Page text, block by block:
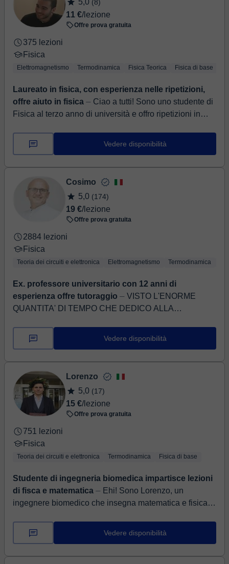
5,0 (8)
11 €/lezione
Offre prova gratuita
375 lezioni
Fisica
Elettromagnetismo Termodinamica Fisica Teorica Fisica di base
Laureato in fisica, con esperienza nelle ripetizioni,
offre aiuto in fisica ⏤ Ciao a tutti! Sono uno studente di
Fisica al terzo anno di università e offro ripetizioni in
superi...
Vedere disponibilità
Cosimo
5,0 (174)
19 €/lezione
Offre prova gratuita
2884 lezioni
Fisica
Teoria dei circuiti e elettronica Elettromagnetismo Termodinamica
Ex. professore universitario con 12 anni di
esperienza offre tutoraggio ⏤ VISTO L'ENORME
QUANTITA' DI TEMPO CHE DEDICO ALLA
SPECIFICI, HO DECISO DI NON ACCETTARE PIU'
UN NUMERO DI LEZ...
Vedere disponibilità
Lorenzo
5,0 (17)
15 €/lezione
Offre prova gratuita
751 lezioni
Fisica
Teoria dei circuiti e elettronica Termodinamica Fisica di base
Studente di ingegneria biomedica impartisce lezioni
di fisca e matematica ⏤ Ehi! Sono Lorenzo, un
ingegnere biomedico che insegna matematica e fisica
Vedere disponibilità